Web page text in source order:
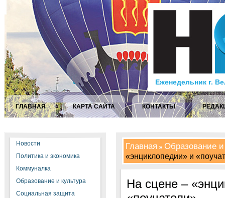
Еженедельник г.
ГЛАВНАЯ КАРТА САЙТА КОНТАКТЫ
Новости
Политика и экономика
Коммуналка
Образование и культура
Социальная защита
Главная Образование и
«энциклопедии» и
На сцене –